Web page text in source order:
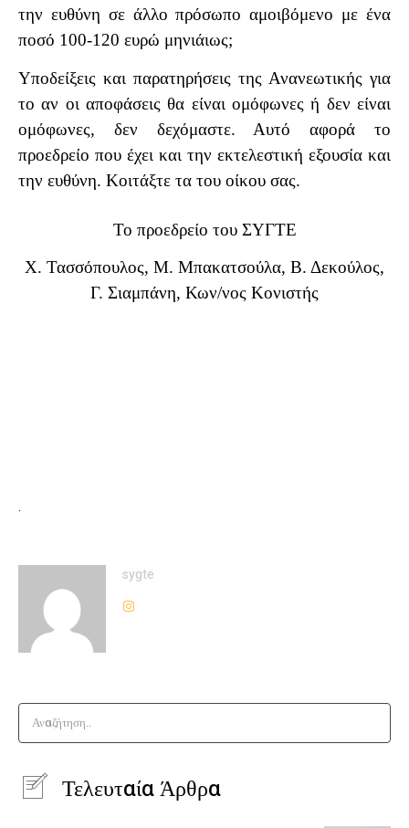
την ευθύνη σε άλλο πρόσωπο αμοιβόμενο με ένα
ποσό 100-120 ευρώ μηνιάιως;
Υποδείξεις και παρατηρήσεις της Ανανεωτικής για
το αν οι αποφάσεις θα είναι ομόφωνες ή δεν είναι
ομόφωνες, δεν δεχόμαστε. Αυτό αφορά το
προεδρείο που έχει και την εκτελεστική εξουσία και
την ευθύνη. Κοιτάξτε τα του οίκου σας.
Το προεδρείο του ΣΥΓΤΕ
Χ. Τασσόπουλος, Μ. Μπακατσούλα, Β. Δεκούλος,
Γ. Σιαμπάνη, Κων/νος Κονιστής
.
sygte
Αναζήτηση..
Τελευταία Άρθρα